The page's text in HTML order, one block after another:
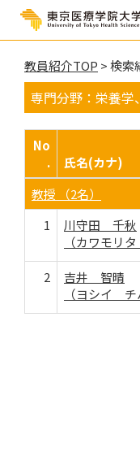
教員紹介TOP > 検索
専門分野：栄養学
No
.
氏名(カナ)
教授 （2名）
1
川守田 千秋
（カワモリ
2
吉井 智晴
（ヨシイ チ